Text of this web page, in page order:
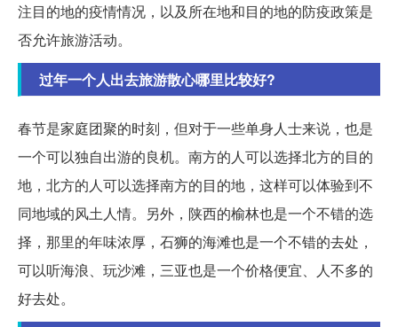
注目的地的疫情情况，以及所在地和目的地的防疫政策是
否允许旅游活动。
过年一个人出去旅游散心哪里比较好?
春节是家庭团聚的时刻，但对于一些单身人士来说，也是
一个可以独自出游的良机。南方的人可以选择北方的目的
地，北方的人可以选择南方的目的地，这样可以体验到不
同地域的风土人情。另外，陕西的榆林也是一个不错的选
择，那里的年味浓厚，石狮的海滩也是一个不错的去处，
可以听海浪、玩沙滩，三亚也是一个价格便宜、人不多的
好去处。